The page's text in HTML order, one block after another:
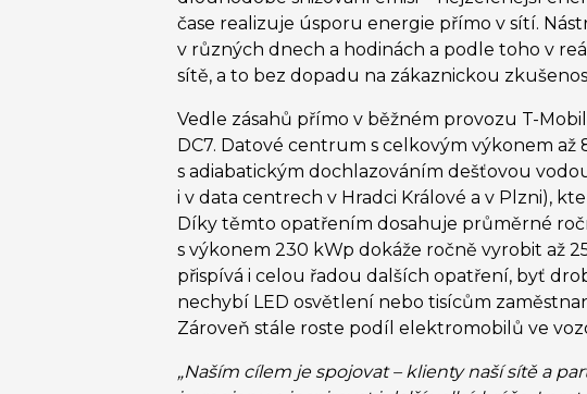
čase realizuje úsporu energie přímo v sítí.
v různých dnech a hodinách a podle toho v
sítě, a to bez dopadu na zákaznickou
Vedle zásahů přímo v běžném provozu T-
DC7. Datové centrum s celkovým výkonem
s adiabatickým dochlazováním dešťovou
i v data centrech v Hradci Králové a v Plzni),
Díky těmto opatřením dosahuje průměrné
s výkonem 230 kWp dokáže ročně vyrobit až
přispívá i celou řadou dalších opatření, byť
nechybí LED osvětlení nebo tisícům
Zároveň stále roste podíl elektromobilů ve
„Naším cílem je spojovat – klienty naší sítě a